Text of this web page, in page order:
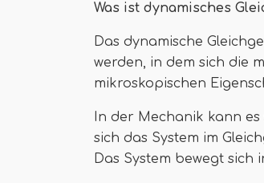
Was ist dynamisches
Das dynamische
werden, in dem sich die
mikroskopischen
In der Mechanik kann es
sich das System im
Das System bewegt sich